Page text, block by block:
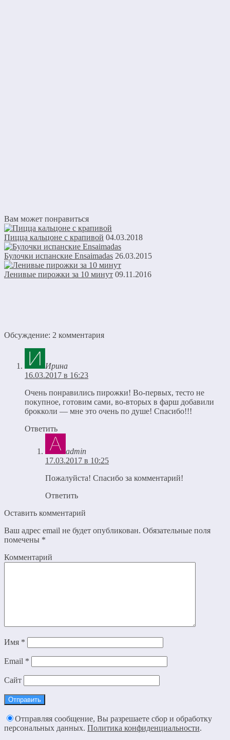
Вам может понравиться
Пицца кальцоне с крапивой 04.03.2018
Булочки испанские Ensaimadas 26.03.2015
Ленивые пирожки за 10 минут 09.11.2016
Обсуждение: 2 комментария
Ирина
16.03.2017 в 16:23
Очень понравились пирожки! Во-первых, тесто не
покупное, готовим сами, во-вторых в фарш добавили
брокколи — мне это очень по душе! Спасибо!!!
Ответить
admin
17.03.2017 в 10:25
Пожалуйста! Спасибо за комментарий!
Ответить
Оставить комментарий
Ваш адрес email не будет опубликован. Обязательные поля
помечены *
Комментарий
Имя *
Email *
Сайт
Отправляя сообщение, Вы разрешаете сбор и обработку
персональных данных. Политика конфиденциальности.